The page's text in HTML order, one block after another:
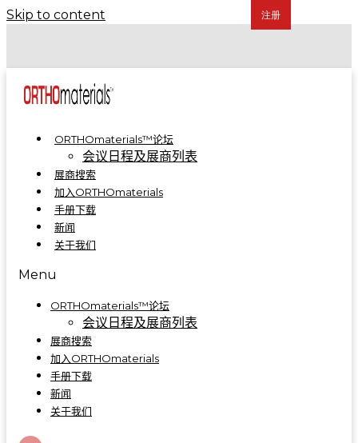
Skip to content
ORTHOmaterials™论坛
会议日程及展商列表
展商搜索
加入ORTHOmaterials
手册下载
新闻
关于我们
Menu
ORTHOmaterials™论坛
会议日程及展商列表
展商搜索
加入ORTHOmaterials
手册下载
新闻
关于我们